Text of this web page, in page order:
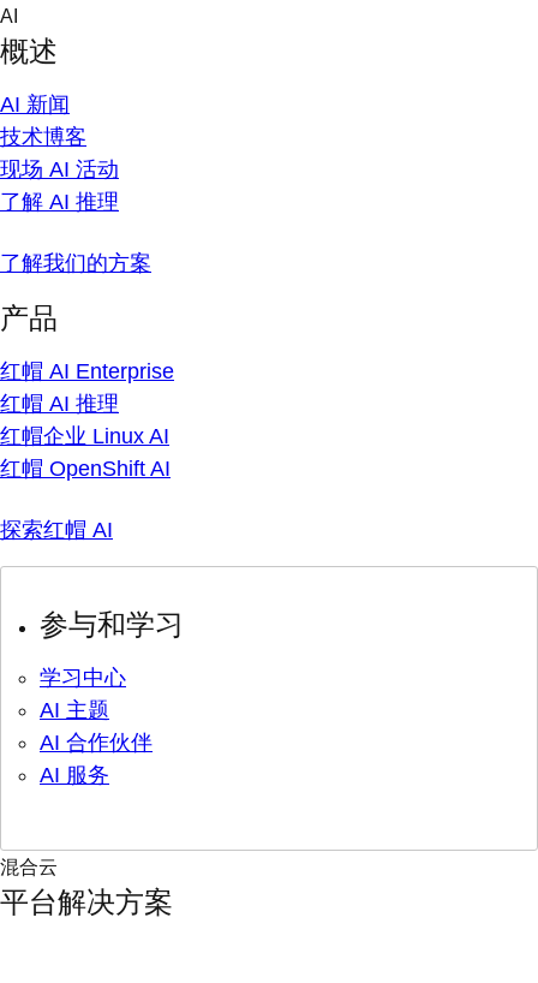
Skip
content
AI
概述
AI 新闻
技术博客
现场 AI 活动
了解 AI 推理
了解我们的方案
产品
红帽 AI Enterprise
红帽 AI 推理
红帽企业 Linux AI
红帽 OpenShift AI
探索红帽 AI
参与和学习
学习中心
AI 主题
AI 合作伙伴
AI 服务
混合云
平台解决方案